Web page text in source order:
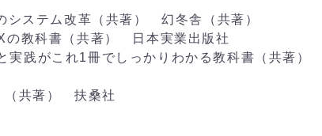
ステム改革（共著） 幻冬舎（共著）
教科書（共著） 日本実業出版社
践がこれ1冊でしっかりわかる教科書（共著）
（共著） 扶桑社